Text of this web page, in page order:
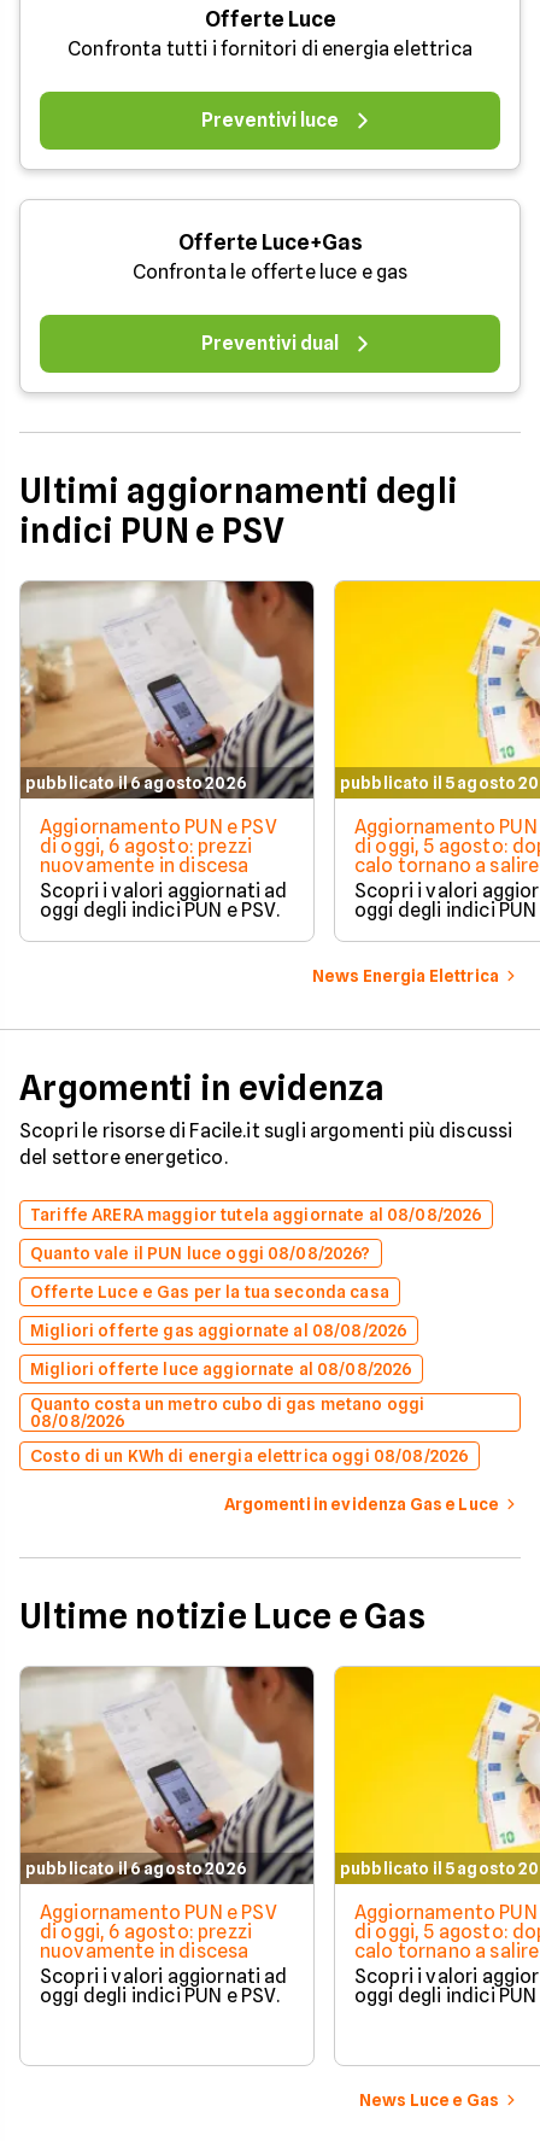
Offerte Luce
Confronta tutti i fornitori di energia elettrica
Preventivi luce
Offerte Luce+Gas
Confronta le offerte luce e gas
Preventivi dual
Ultimi aggiornamenti degli
indici PUN e PSV
pubblicato il 6 agosto 2026
Aggiornamento PUN e PSV
di oggi, 6 agosto: prezzi
nuovamente in discesa
Scopri i valori aggiornati ad
oggi degli indici PUN e PSV.
pubblicato il 5 agosto
Aggiornamento PUN
di oggi, 5 agosto:
calo tornano a
Scopri i valori
oggi degli indici PUN
News Energia Elettrica
Argomenti in evidenza
Scopri le risorse di Facile.it sugli argomenti più discussi
del settore energetico.
Tariffe ARERA maggior tutela aggiornate al 08/08/2026
Quanto vale il PUN luce oggi 08/08/2026?
Offerte Luce e Gas per la tua seconda casa
Migliori offerte gas aggiornate al 08/08/2026
Migliori offerte luce aggiornate al 08/08/2026
Quanto costa un metro cubo di gas metano oggi
08/08/2026
Costo di un KWh di energia elettrica oggi 08/08/2026
Argomenti in evidenza Gas e Luce
Ultime notizie Luce e Gas
pubblicato il 6 agosto 2026
Aggiornamento PUN e PSV
di oggi, 6 agosto: prezzi
nuovamente in discesa
Scopri i valori aggiornati ad
oggi degli indici PUN e PSV.
pubblicato il 5 agosto
Aggiornamento PUN
di oggi, 5 agosto:
calo tornano a
Scopri i valori
oggi degli indici PUN
News Luce e Gas